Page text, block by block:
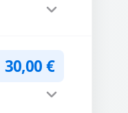
30,00€